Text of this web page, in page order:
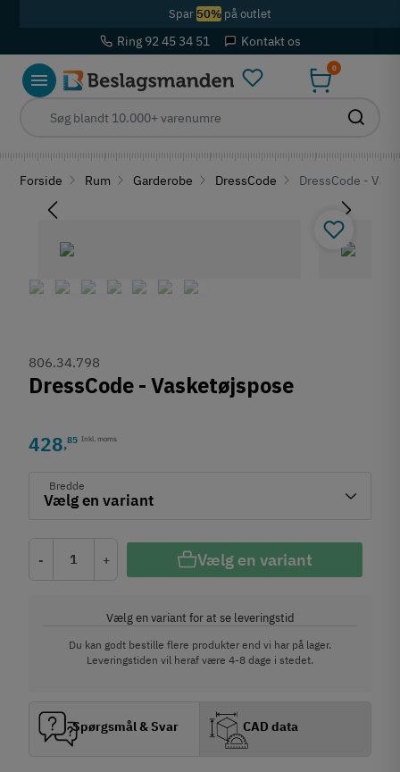
Spar 50%på outlet
Ring 92 45 34 51 Kontakt os
0
Forside Rum Garderobe DressCode DressCode -
806.34.798
DressCode - Vasketøjspose
428,85 Inkl. moms
Bredde
- + Vælg en variant
Vælg en variant for at se leveringstid
Du kan godt bestille flere produkter end vi har på lager.
Leveringstiden vil heraf være 4-8 dage i stedet.
Spørgsmål & Svar CAD data